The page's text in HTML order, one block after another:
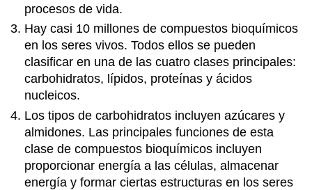
procesos de vida.
Hay casi 10 millones de compuestos bioquímicos
en los seres vivos. Todos ellos se pueden
clasificar en una de las cuatro clases principales:
carbohidratos, lípidos, proteínas y ácidos
nucleicos.
Los tipos de carbohidratos incluyen azúcares y
almidones. Las principales funciones de esta
clase de compuestos bioquímicos incluyen
proporcionar energía a las células, almacenar
energía y formar ciertas estructuras en los seres